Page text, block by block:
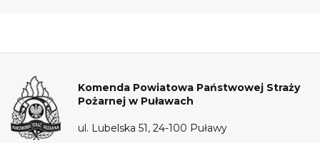
Komenda Powiatowa Państwowej Straży
Pożarnej w Puławach
ul. Lubelska 51, 24-100 Puławy